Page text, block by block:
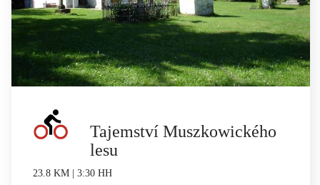
Tajemství Muszkowického
lesu
23.8 KM | 3:30 HH